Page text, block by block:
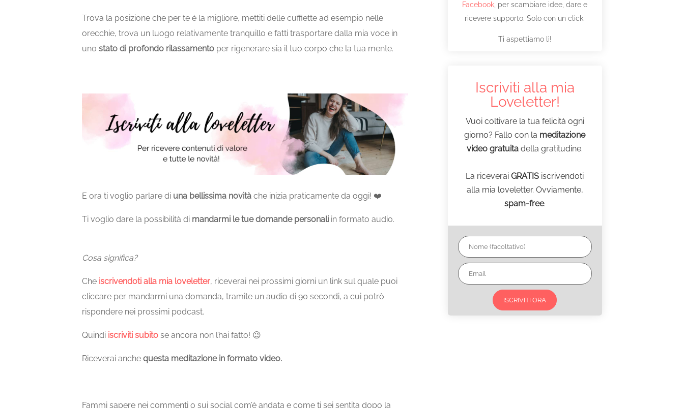
Trova la posizione che per te è la migliore, mettiti delle cuffiette ad esempio nelle
orecchie, trova un luogo relativamente tranquillo e fattitrasportaredalla mia voce in
uno stato di profondo rilassamento per rigenerare sia il tuo corpo che la tua mente.
E orati voglio parlare di una bellissima novità che inizia praticamente da oggi! ❤️
Tivoglio dare la possibilità di mandarmi le tue domande personali in formato audio.
Cosa significa?
Che iscrivendoti alla mia loveletter, riceverai nei prossimi giorni un link sul quale puoi
cliccare per mandarmi una domanda, tramite un audio di 90 secondi, a cui potrò
rispondere nei prossimi podcast.
Quindi iscriviti subito se ancora non l’hai fatto! 😉
Riceverai anchequesta meditazione in formato video.
Fammi sapere nei commenti o sui social com’è andata e come ti sei sentita dopo la
Facebook, per scambiare idee, dare e
ricevere supporto. Solo con un click.
Ti aspettiamo lì!
Iscriviti alla mia
Loveletter!
Vuoi coltivare la tua felicità ogni
giorno? Fallo con la meditazione
video gratuita della gratitudine.
La riceveraiGRATIS iscrivendoti
alla mia loveletter. Ovviamente,
spam-free.
ISCRIVITI ORA